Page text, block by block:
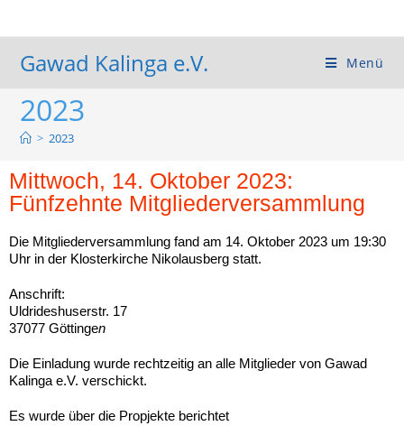
Gawad Kalinga e.V. Menü
2023
> 2023
Mittwoch, 14. Oktober 2023:
Fünfzehnte Mitgliederversammlung
Die Mitgliederversammlung fand am 14. Oktober 2023 um 19:30
Uhr in der Klosterkirche Nikolausberg statt.
Anschrift:
Uldrideshuserstr. 17
37077 Göttingen
Die Einladung wurde rechtzeitig an alle Mitglieder von Gawad
Kalinga e.V. verschickt.
Es wurde über die Propjekte berichtet